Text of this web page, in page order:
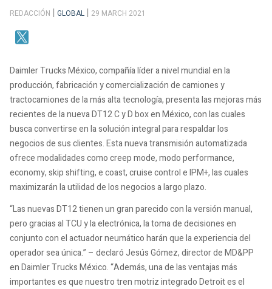
REDACCIÓN GLOBAL 29 MARCH 2021
Daimler Trucks México, compañía líder a nivel mundial en la
producción, fabricación y comercialización de camiones y
tractocamiones de la más alta tecnología, presenta las mejoras más
recientes de la nueva DT12 C y D box en México, con las cuales
busca convertirse en la solución integral para respaldar los
negocios de sus clientes. Esta nueva transmisión automatizada
ofrece modalidades como creep mode, modo performance,
economy, skip shifting, e coast, cruise control e IPM+, las cuales
maximizarán la utilidad de los negocios a largo plazo.
“Las nuevas DT12 tienen un gran parecido con la versión manual,
pero gracias al TCU y la electrónica, la toma de decisiones en
conjunto con el actuador neumático harán que la experiencia del
operador sea única.” – declaró Jesús Gómez, director de MD&PP
en Daimler Trucks México. “Además, una de las ventajas más
importantes es que nuestro tren motriz integrado Detroit es el